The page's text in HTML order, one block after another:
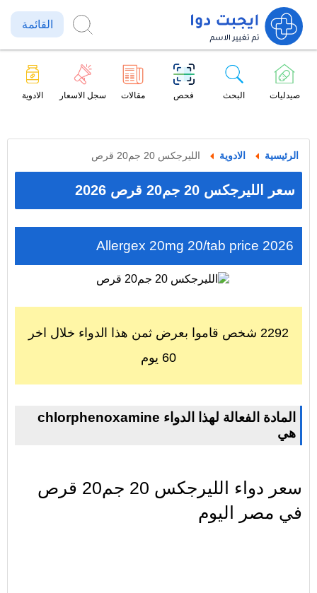
القائمة
صيدليات البحث فحص مقالات سجل الاسعار الادوية
الرئيسية الادوية الليرجكس 20 جم20 قرص
سعر الليرجكس 20 جم20 قرص 2026
Allergex 20mg 20/tab price 2026
2292 شخص قاموا بعرض ثمن هذا الدواء خلال اخر
60 يوم
chlorphenoxamine المادة الفعالة لهذا الدواء
هي
سعر دواء الليرجكس 20 جم20 قرص
في مصر اليوم